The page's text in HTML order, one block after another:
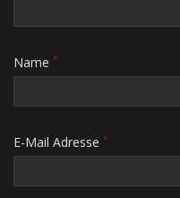
Name *
E-Mail Adresse *